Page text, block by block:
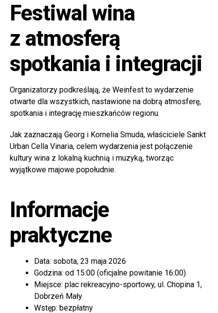
Festiwal wina
z atmosferą
spotkania i integracji
Organizatorzy podkreślają, że Weinfest to wydarzenie
otwarte dla wszystkich, nastawione na dobrą atmosferę,
spotkania i integrację mieszkańców regionu.
Jak zaznaczają Georg i Kornelia Smuda, właściciele Sankt
Urban Cella Vinaria, celem wydarzenia jest połączenie
kultury wina z lokalną kuchnią i muzyką, tworząc
wyjątkowe majowe popołudnie.
Informacje
praktyczne
Data: sobota, 23 maja 2026
Godzina: od 15:00 (oficjalne powitanie 16:00)
Miejsce: plac rekreacyjno-sportowy, ul. Chopina 1,
Dobrzeń Mały
Wstęp: bezpłatny